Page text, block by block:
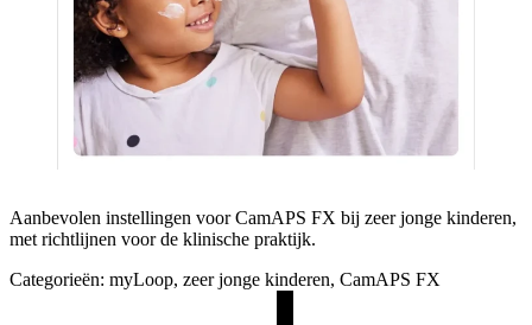
Aanbevolen instellingen voor CamAPS FX bij zeer jonge kinderen,
met richtlijnen voor de klinische praktijk.
Categorieën: myLoop, zeer jonge kinderen, CamAPS FX